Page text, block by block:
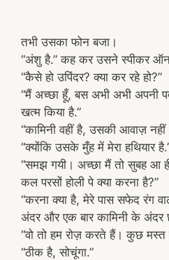
तभी उसका फोन बजा।
“अंशु है.” कह कर उसने स्पीकर ऑन
“कैसे हो उपिंदर? क्या कर रहे हो?”
“मैं अच्छा हूँ, बस अभी अभी अपनी
खत्म किया है.”
“कामिनी वहीं है, उसकी आवाज़ नहीं
“क्योंकि उसके मुँह में मेरा हथियार
“समझ गयी। अच्छा मैं तो सुबह आ
कल परसों होली पे क्या करना है?”
“करना क्या है, मेरे पास सफेद रंग
अंदर और एक बार कामिनी के अंदर
“वो तो हम रोज़ करते हैं। कुछ मस्त
“ठीक है, सोचूंगा.”